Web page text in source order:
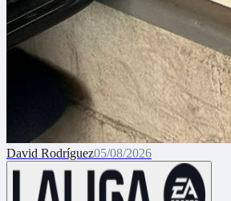
David Rodríguez05/08/2026